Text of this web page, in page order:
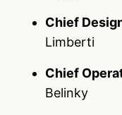
Chief
Limberti
Chief
Belinky